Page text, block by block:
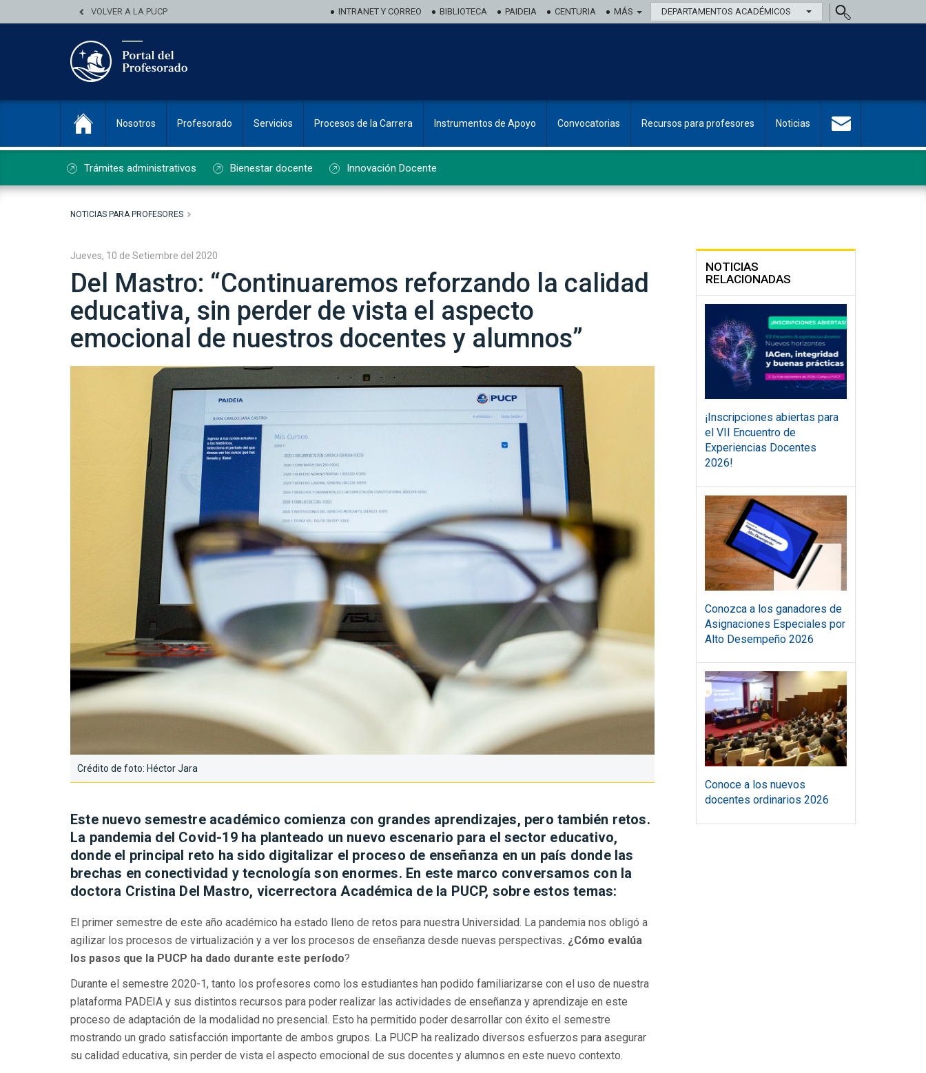
VOLVER A LA PUCP INTRANET Y CORREO BIBLIOTECA PAIDEIA CENTURIA MÁS DEPARTAMENTOS ACADÉMICOS
Nosotros Profesorado Servicios Procesos de la Carrera Instrumentos de Apoyo Convocatorias Recursos para profesores Noticias
Trámites administrativos Bienestar docente Innovación Docente
NOTICIAS PARA PROFESORES
Jueves, 10 de Setiembre del 2020
Del Mastro: “Continuaremos reforzando la calidad
educativa, sin perder de vista el aspecto
emocional de nuestros docentes y alumnos”
Crédito de foto: Héctor Jara
Este nuevo semestre académico comienza con grandes aprendizajes, pero también retos.
La pandemia del Covid-19 ha planteado un nuevo escenario para el sector educativo,
donde el principal reto ha sido digitalizar el proceso de enseñanza en un país donde las
brechas en conectividad y tecnología son enormes. En este marco conversamos con la
doctora Cristina Del Mastro, vicerrectora Académica de la PUCP, sobre estos temas:
El primer semestre de este año académico ha estado lleno de retos para nuestra Universidad. La pandemia nos obligó a
agilizar los procesos de virtualización y a ver los procesos de enseñanza desde nuevas perspectivas. ¿Cómo evalúa
los pasos que la PUCP ha dado durante este período?
Durante el semestre 2020-1, tanto los profesores como los estudiantes han podido familiarizarse con el uso de nuestra
plataforma PADEIA y sus distintos recursos para poder realizar las actividades de enseñanza y aprendizaje en este
proceso de adaptación de la modalidad no presencial. Esto ha permitido poder desarrollar con éxito el semestre
mostrando un grado satisfacción importante de ambos grupos. La PUCP ha realizado diversos esfuerzos para asegurar
su calidad educativa, sin perder de vista el aspecto emocional de sus docentes y alumnos en este nuevo contexto.
NOTICIAS
RELACIONADAS
¡Inscripciones abiertas para
el VII Encuentro de
Experiencias Docentes
2026!
Conozca a los ganadores de
Asignaciones Especiales por
Alto Desempeño 2026
Conoce a los nuevos
docentes ordinarios 2026